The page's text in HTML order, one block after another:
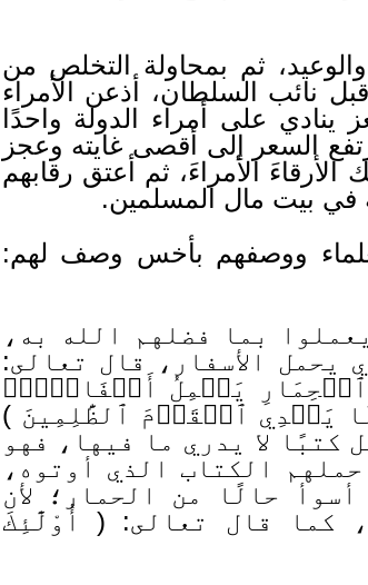
ثم بمحاولة التخلص من
نائب السلطان، أذعن الأمراء
ينادي على أمراء الدولة واحدًا
السعر إلى أقصى غايته وعجز
الأمراءَ، ثم أعتق رقابهم
في بيت مال المسلمين.
ووصفهم بأخس وصف لهم:
بما فضلهم الله به،
يحمل الأسفار، قال تعالى:
ٱلۡحِمَارِ يَحۡمِلُ أَسۡفَارَۢاۚ
يَهۡدِي ٱلۡقَوۡمَ ٱلظَّٰلِمِينَ )
كتبًا لا يدري ما فيها، فهو
الكتاب الذي أوتوه،
حالًا من الحمار؛ لأن
كما قال تعالى: ( أُوْلَٰٓئِكَ